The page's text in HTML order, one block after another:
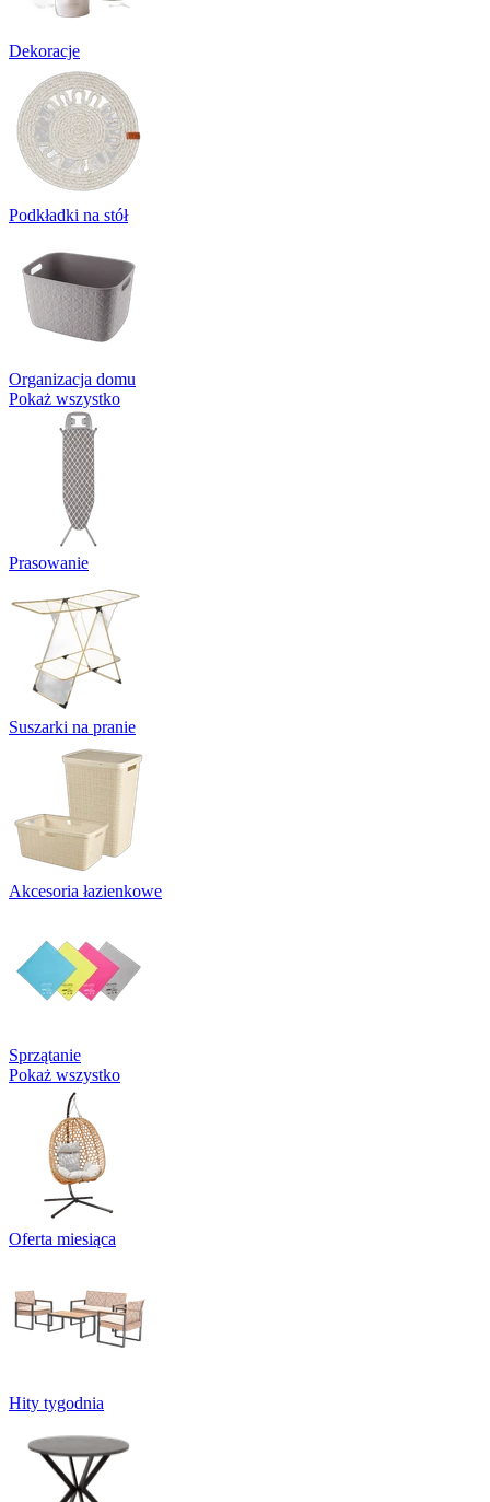
Dekoracje
Podkładki na stół
Organizacja domu
Pokaż wszystko
Prasowanie
Suszarki na pranie
Akcesoria łazienkowe
Sprzątanie
Pokaż wszystko
Oferta miesiąca
Hity tygodnia